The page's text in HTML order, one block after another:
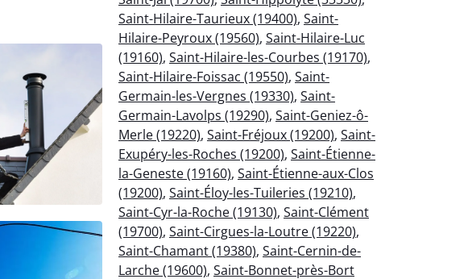
Saint-Hilaire-Taurieux (19400), Saint-
Hilaire-Peyroux (19560), Saint-Hilaire-Luc
(19160), Saint-Hilaire-les-Courbes (19170),
Saint-Hilaire-Foissac (19550), Saint-
Germain-les-Vergnes (19330), Saint-
Germain-Lavolps (19290), Saint-Geniez-ô-
Merle (19220), Saint-Fréjoux (19200), Saint-
Exupéry-les-Roches (19200), Saint-Étienne-
la-Geneste (19160), Saint-Étienne-aux-Clos
(19200), Saint-Éloy-les-Tuileries (19210),
Saint-Cyr-la-Roche (19130), Saint-Clément
(19700), Saint-Cirgues-la-Loutre (19220),
Saint-Chamant (19380), Saint-Cernin-de-
Larche (19600), Saint-Bonnet-près-Bort